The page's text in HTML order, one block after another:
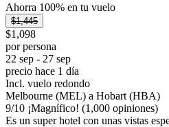
Ahorra 100% en tu vuelo
$1,445
$1,098
por persona
22 sep - 27 sep
precio hace 1 día
Incl. vuelo redondo
Melbourne (MEL) a Hobart (HBA)
9/10 ¡Magnífico! (1,000 opiniones)
Es un super hotel con unas vistas